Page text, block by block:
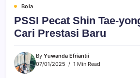
Bola
PSSI Pecat Shin Tae-
Cari Prestasi Baru
By Yuwanda Efriantii
07/01/2025
1 Min Read